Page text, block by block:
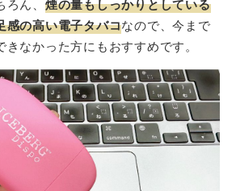
ん、 煙の量もしっかりとしている
感の高い電子タバコなので、今まで
なかった方にもおすすめです。